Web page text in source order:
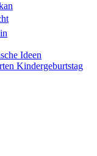
Ideen
Kindergeburtstag